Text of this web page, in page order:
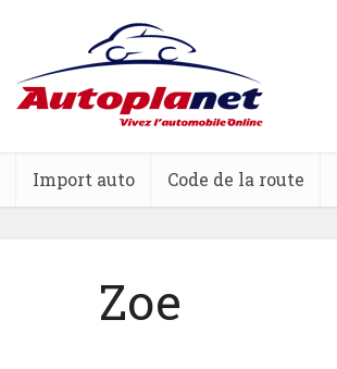
Import auto Code de la route
Zoe